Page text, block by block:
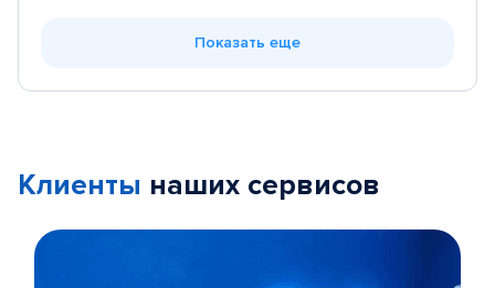
Показать еще
Клиенты наших сервисов